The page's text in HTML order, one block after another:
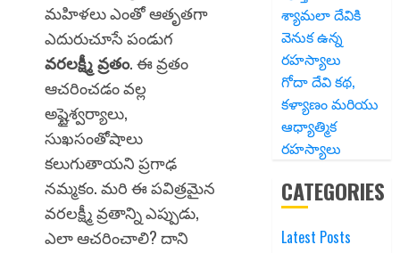
మహిళలు ఎంతో ఆతృతగా
ఎదురుచూసే పండుగ
వరలక్ష్మీ వ్రతం. ఈ వ్రతం
ఆచరించడం వల్ల
అష్టైశ్వర్యాలు,
సుఖసంతోషాలు
కలుగుతాయని ప్రగాఢ
నమ్మకం. మరి ఈ పవిత్రమైన
వరలక్ష్మీ వ్రతాన్ని ఎప్పుడు,
ఎలా ఆచరించాలి? దాని
శ్యామలా దేవికి
వెనుక ఉన్న
రహస్యాలు
గోదా దేవి కథ,
కళ్యాణం మరియు
ఆధ్యాత్మిక
రహస్యాలు
CATEGORIES
Latest Posts